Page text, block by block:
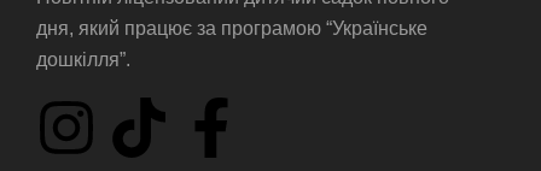
дня, який працює за програмою “Українське
дошкілля”.